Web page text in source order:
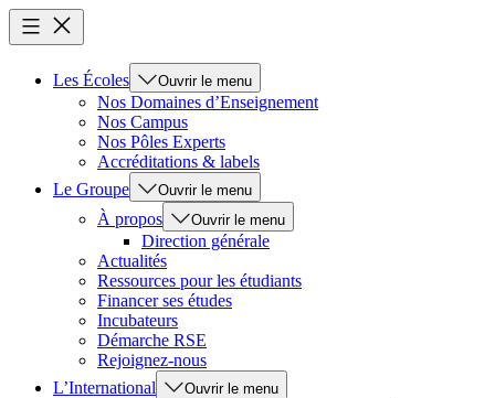
Les Écoles Ouvrir le menu
Nos Domaines d’Enseignement
Nos Campus
Nos Pôles Experts
Accréditations & labels
Le Groupe
Ouvrir le menu
À propos Ouvrir le menu
Direction générale
Actualités
Ressources pour les étudiants
Financer ses études
Incubateurs
Démarche RSE
Rejoignez-nous
L’International
Ouvrir le menu